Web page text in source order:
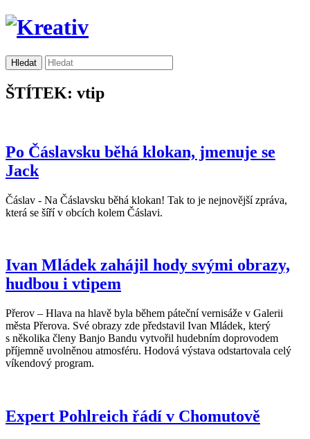
ŠTÍTEK: vtip
Po Čáslavsku běhá klokan, jmenuje se
Jack
Čáslav - Na Čáslavsku běhá klokan! Tak to je nejnovější zpráva,
která se šíří v obcích kolem Čáslavi.
Ivan Mládek zahájil hody svými obrazy,
hudbou i vtipem
Přerov – Hlava na hlavě byla během páteční vernisáže v Galerii
města Přerova. Své obrazy zde představil Ivan Mládek, který
s několika členy Banjo Bandu vytvořil hudebním doprovodem
příjemně uvolněnou atmosféru. Hodová výstava odstartovala celý
víkendový program.
Expert Pohlreich řádí v Chomutově